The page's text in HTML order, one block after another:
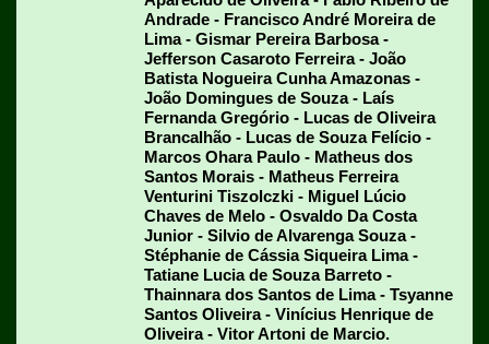
Andrade - Francisco André Moreira de
Lima - Gismar Pereira Barbosa -
Jefferson Casaroto Ferreira - João
Batista Nogueira Cunha Amazonas -
João Domingues de Souza - Laís
Fernanda Gregório - Lucas de Oliveira
Brancalhão - Lucas de Souza Felício -
Marcos Ohara Paulo - Matheus dos
Santos Morais - Matheus Ferreira
Venturini Tiszolczki - Miguel Lúcio
Chaves de Melo - Osvaldo Da Costa
Junior - Silvio de Alvarenga Souza -
Stéphanie de Cássia Siqueira Lima -
Tatiane Lucia de Souza Barreto -
Thainnara dos Santos de Lima - Tsyanne
Santos Oliveira - Vinícius Henrique de
Oliveira - Vitor Artoni de Marcio.